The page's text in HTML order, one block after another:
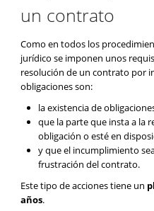
un contrato
Como en todos los
jurídico se imponen unos
resolución de un contrato por
obligaciones son:
la existencia de
que la parte que insta a la
obligación o esté en
y que el incumplimiento
frustración del contrato.
Este tipo de acciones tiene un
años.